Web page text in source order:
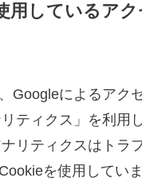
用しているア
Googleによるアク
リティクス」を利用
リティクスはトラ
を使用していま